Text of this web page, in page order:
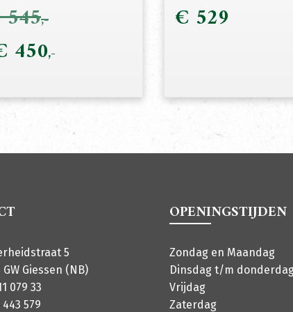
545
450
€ 529
5
GW Giessen (NB)
079 33
443 579
OPENINGSTIJDEN
Zondag en Maandag
Dinsdag t/m
Vrijdag
Zaterdag